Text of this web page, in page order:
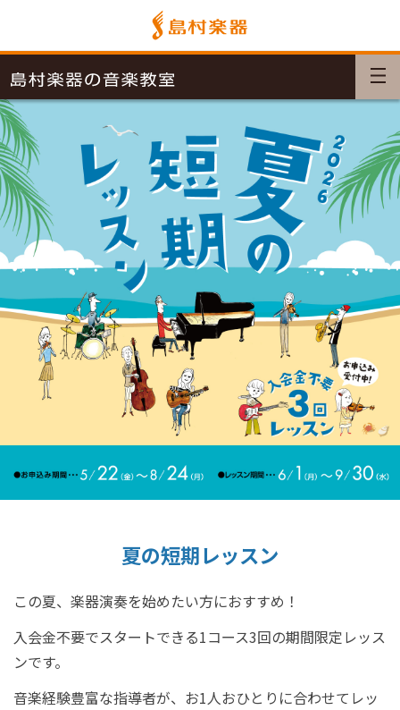
夏の短期レッスン
この夏、楽器演奏を始めたい方におすすめ！
入会金不要でスタートできる1コース3回の期間限定レッス
ンです。
音楽経験豊富な指導者が、お1人おひとりに合わせてレッ